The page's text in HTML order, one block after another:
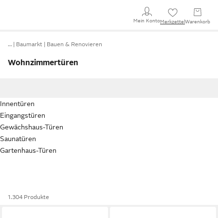
Mein KontoMerkzettel Warenkorb
… Baumarkt Bauen & Renovieren
Wohnzimmertüren
Innentüren
Eingangstüren
Gewächshaus-Türen
Saunatüren
Gartenhaus-Türen
1.304 Produkte